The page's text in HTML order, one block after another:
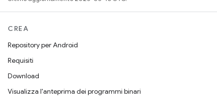
CREA
Repository per Android
Requisiti
Download
Visualizza l'anteprima dei programmi binari